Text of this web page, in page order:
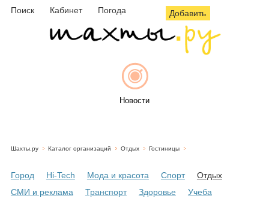
Поиск Кабинет Погода Добавить
Новости
Шахты.ру Каталог организаций Отдых Гостиницы
Город Hi-Tech Мода и красота Спорт
Отдых
СМИ и реклама
Транспорт Здоровье
Учеба